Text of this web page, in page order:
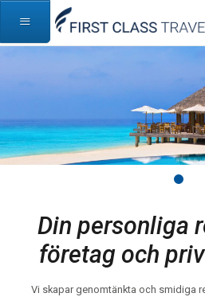
Din personliga
företag och
Vi skapar genomtänkta och smidiga